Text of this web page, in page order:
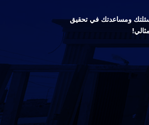
ومساعدتك في تحقيق